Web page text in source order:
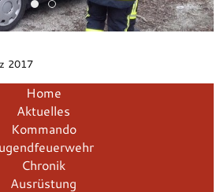
baum auf auto
baum auf auto1
2017
Home
Aktuelles
Kommando
Chronik
Ausrüstung